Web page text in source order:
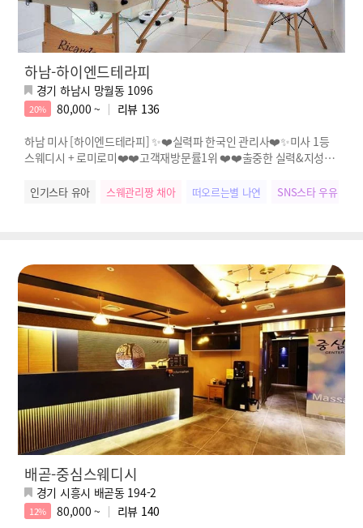
하남-하이엔드테라피
경기 하남시 망월동 1096
20% 80,000 ~ 리뷰 136
하남 미사 [하이엔드테라피] ✨❤️실력파 한국인 관리사❤️✨미사 1등
스웨디시 + 로미로미❤️❤️고객재방문률1위 ❤️❤️출중한 실력&지성✨
인기스타 유아 스웨관리짱 채아 떠오르는별 나연 SNS스타 우유
배곧-중심스웨디시
경기 시흥시 배곧동 194-2
12% 80,000 ~ 리뷰 140